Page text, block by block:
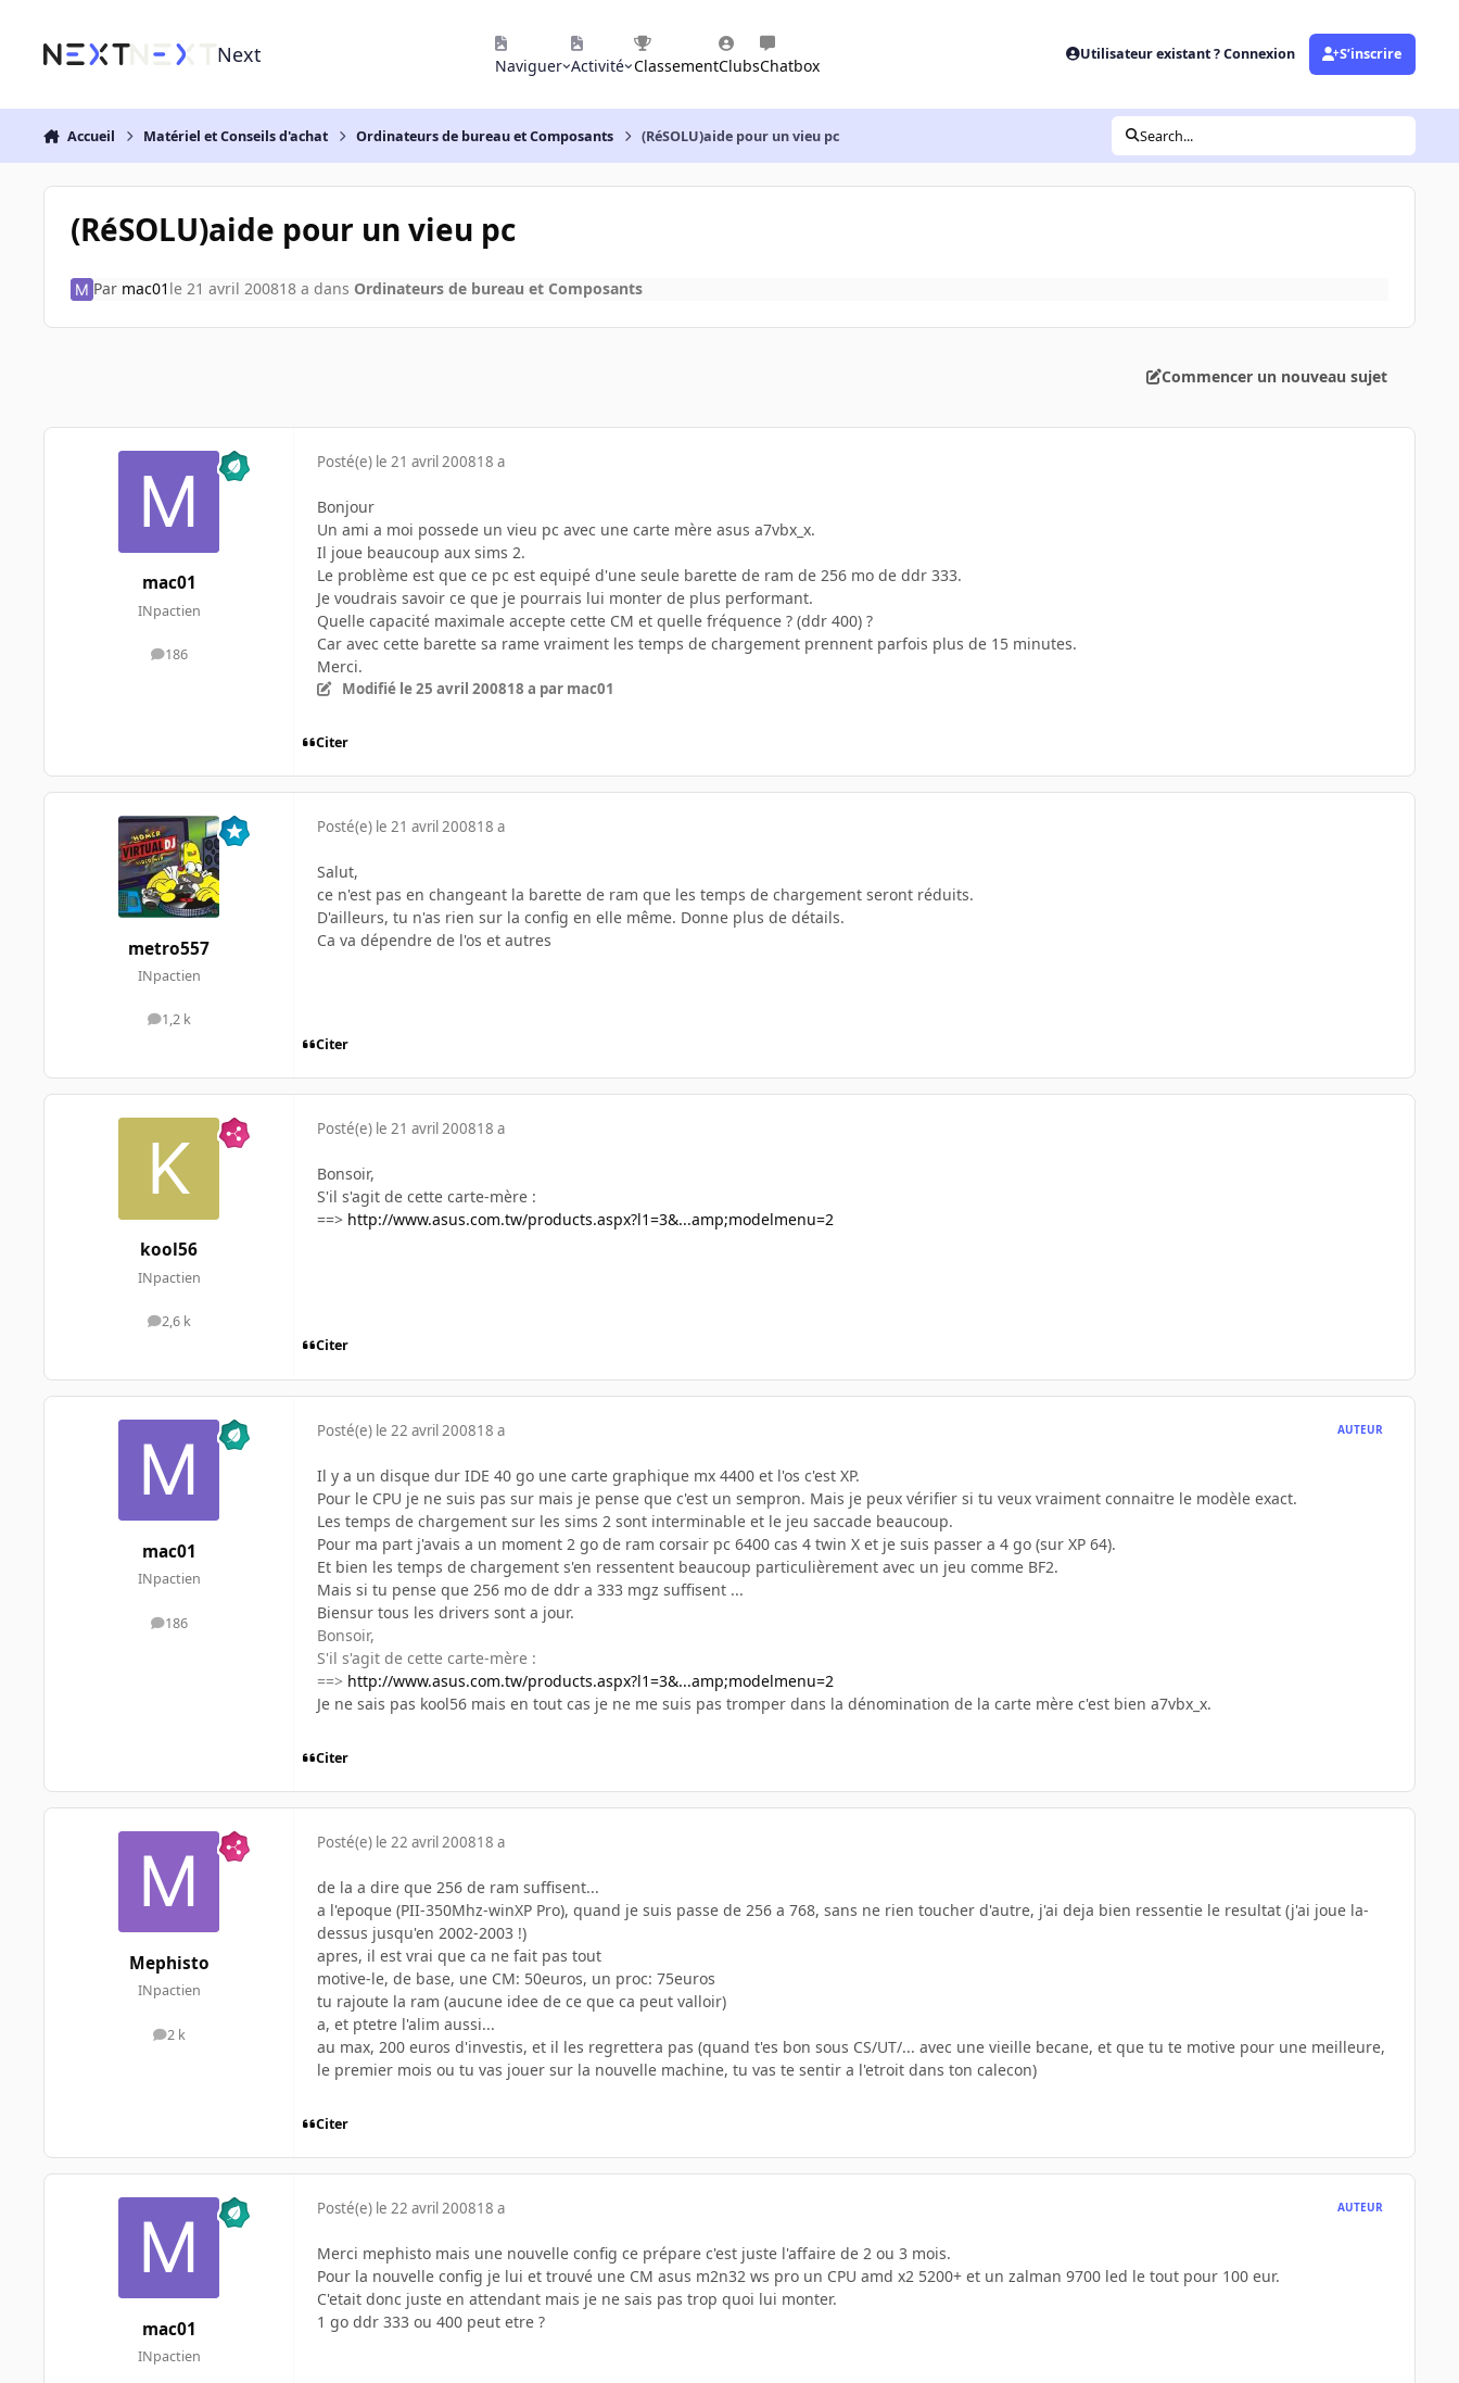
Next Naviguer Activité ClassementClubsChatbox
Utilisateur existant ? Connexion S’inscrire
Accueil Matériel et Conseils d'achat Ordinateurs de bureau et Composants (RéSOLU)aide pour un vieu pc Search...
(RéSOLU)aide pour un vieu pc
Par mac01 le 21 avril 200818 a dans Ordinateurs de bureau et Composants
Commencer un nouveau sujet
mac01
INpactien
186
messages
Posté(e) le 21 avril 200818 a
Bonjour
Un ami a moi possede un vieu pc avec une carte mère asus a7vbx_x.
Il joue beaucoup aux sims 2.
Le problème est que ce pc est equipé d'une seule barette de ram de 256 mo de ddr 333.
Je voudrais savoir ce que je pourrais lui monter de plus performant.
Quelle capacité maximale accepte cette CM et quelle fréquence ? (ddr 400) ?
Car avec cette barette sa rame vraiment les temps de chargement prennent parfois plus de 15 minutes.
Merci.
Modifié le 25 avril 200818 a par mac01
Citer
metro557
INpactien
1,2 k
messages
Posté(e) le 21 avril 200818 a
Salut,
ce n'est pas en changeant la barette de ram que les temps de chargement seront réduits.
D'ailleurs, tu n'as rien sur la config en elle même. Donne plus de détails.
Ca va dépendre de l'os et autres
Citer
kool56
INpactien
2,6 k
messages
Posté(e) le 21 avril 200818 a
Bonsoir,
S'il s'agit de cette carte-mère :
==> http://www.asus.com.tw/products.aspx?l1=3&...amp;modelmenu=2
Citer
mac01
INpactien
186
messages
Posté(e) le 22 avril 200818 a AUTEUR
Il y a un disque dur IDE 40 go une carte graphique mx 4400 et l'os c'est XP.
Pour le CPU je ne suis pas sur mais je pense que c'est un sempron. Mais je peux vérifier si tu veux vraiment connaitre le modèle exact.
Les temps de chargement sur les sims 2 sont interminable et le jeu saccade beaucoup.
Pour ma part j'avais a un moment 2 go de ram corsair pc 6400 cas 4 twin X et je suis passer a 4 go (sur XP 64).
Et bien les temps de chargement s'en ressentent beaucoup particulièrement avec un jeu comme BF2.
Mais si tu pense que 256 mo de ddr a 333 mgz suffisent ...
Biensur tous les drivers sont a jour.
Bonsoir,
S'il s'agit de cette carte-mère :
==> http://www.asus.com.tw/products.aspx?l1=3&...amp;modelmenu=2
Je ne sais pas kool56 mais en tout cas je ne me suis pas tromper dans la dénomination de la carte mère c'est bien a7vbx_x.
Citer
Mephisto
INpactien
2 k
messages
Posté(e) le 22 avril 200818 a
de la a dire que 256 de ram suffisent...
a l'epoque (PII-350Mhz-winXP Pro), quand je suis passe de 256 a 768, sans ne rien toucher d'autre, j'ai deja bien ressentie le resultat (j'ai joue la-
dessus jusqu'en 2002-2003 !)
apres, il est vrai que ca ne fait pas tout
motive-le, de base, une CM: 50euros, un proc: 75euros
tu rajoute la ram (aucune idee de ce que ca peut valloir)
a, et ptetre l'alim aussi...
au max, 200 euros d'investis, et il les regrettera pas (quand t'es bon sous CS/UT/... avec une vieille becane, et que tu te motive pour une meilleure,
le premier mois ou tu vas jouer sur la nouvelle machine, tu vas te sentir a l'etroit dans ton calecon)
Citer
mac01
INpactien
Posté(e) le 22 avril 200818 a AUTEUR
Merci mephisto mais une nouvelle config ce prépare c'est juste l'affaire de 2 ou 3 mois.
Pour la nouvelle config je lui et trouvé une CM asus m2n32 ws pro un CPU amd x2 5200+ et un zalman 9700 led le tout pour 100 eur.
C'etait donc juste en attendant mais je ne sais pas trop quoi lui monter.
1 go ddr 333 ou 400 peut etre ?